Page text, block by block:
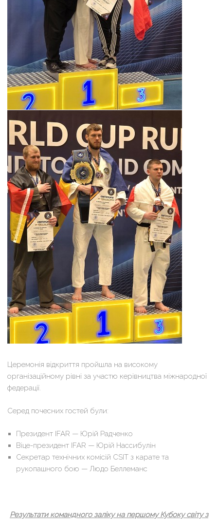
Церемонія відкриття пройшла на високому
організаційному рівні за участю керівництва міжнародної
федерації.
Серед почесних гостей були:
Президент IFAR — Юрій Радченко
Віце-президент IFAR — Юрій Нассибулін
Секретар технічних комісій CSIT з карате та
рукопашного бою — Людо Беллеманс
Результати командного заліку на першому Кубоку світу з